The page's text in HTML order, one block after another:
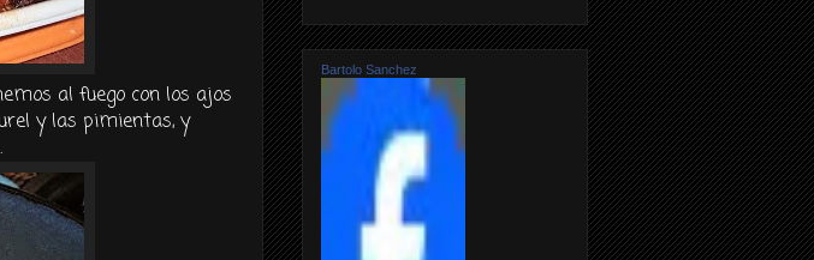
al fuego con los ajos
y las pimientas, y
Bartolo Sanchez